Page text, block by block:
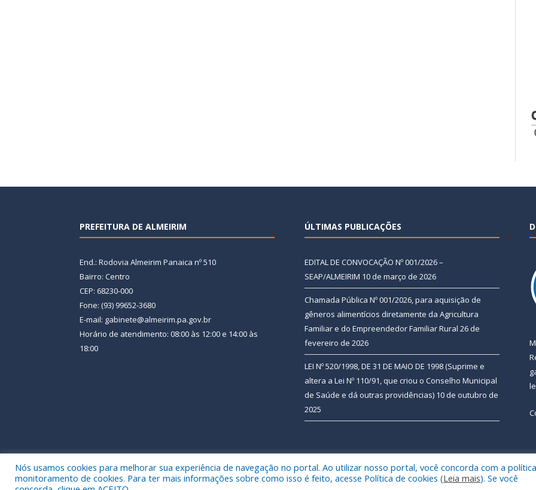
PREFEITURA DE ALMEIRIM
End.: Rodovia Almeirim Panaica nº 510
Bairro: Centro
CEP: 68230-000
Fone: (93) 99652-3680
E-mail: gabinete@almeirim.pa.gov.br
Horário de atendimento: 08:00 às 12:00 e 14:00 às
18:00
ÚLTIMAS PUBLICAÇÕES
EDITAL DE CONVOCAÇÃO Nº 001/2026 –
SEAP/ALMEIRIM 10 de março de 2026
Chamada Pública Nº 001/2026, para aquisição de
gêneros alimentícios diretamente da Agricultura
Familiar e do Empreendedor Familiar Rural 26 de
fevereiro de 2026
LEI Nº 520/1998, DE 31 DE MAIO DE 1998 (Suprime e
altera a Lei Nº 110/91, que criou o Conselho Municipal
de Saúde e dá outras providências) 10 de outubro de
2025
Todos os direitos reservados a Prefeitura Municipal de Almeirim. Mapa do Site
Nós usamos cookies para melhorar sua experiência de navegação no portal. Ao utilizar nosso portal, você concorda com a
monitoramento de cookies. Para ter mais informações sobre como isso é feito, acesse Política de cookies (Leia mais). Se você